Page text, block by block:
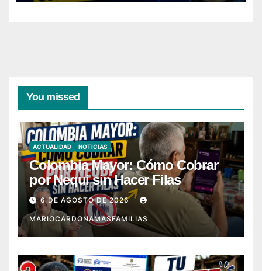
You missed
ACTUALIDAD NOTICIAS
Colombia Mayor: Cómo Cobrar
por Nequi sin Hacer Filas
6 DE AGOSTO DE 2026
MARIOCARDONAMASFAMILIAS